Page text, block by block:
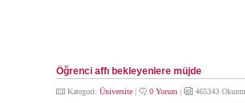
Öğrenci affı bekleyenlere müjde
Kategori: Üniversite| 0 Yorum | 465343